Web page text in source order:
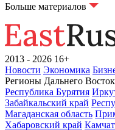
Больше материалов
2013 - 2026 16+
Новости Экономика
Регионы Дальнего
Республика Бурятия
Забайкальский край
Магаданская область
Хабаровский край